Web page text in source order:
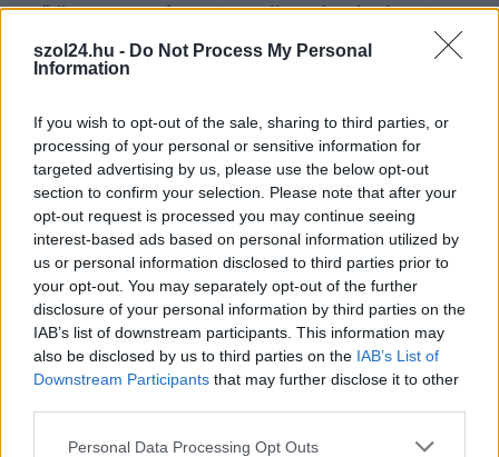
szol24.hu - Do Not Process My Personal
Information
If you wish to opt-out of the sale, sharing to third parties, or
processing of your personal or sensitive information for
targeted advertising by us, please use the below opt-out
section to confirm your selection. Please note that after your
opt-out request is processed you may continue seeing
interest-based ads based on personal information utilized by
us or personal information disclosed to third parties prior to
your opt-out. You may separately opt-out of the further
disclosure of your personal information by third parties on the
IAB’s list of downstream participants. This information may
also be disclosed by us to third parties on the IAB’s List of
Downstream Participants that may further disclose it to other
Please note that this website/app uses one or more Google
Personal Data Processing Opt Outs
Csődbe ment a tószegi Accell Hunland, a hazai
Leállt a termelés a tószegi üzemben, miközben a holland
kerékpáripar...
JNSZ megyei hírek